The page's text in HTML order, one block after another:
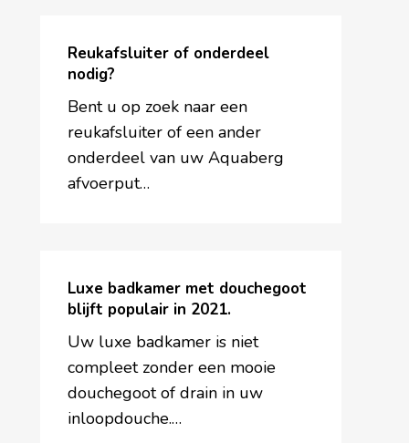
onderdeel
nodig?
Reukafsluiter of onderdeel
nodig?
Bent u op zoek naar een
reukafsluiter of een ander
onderdeel van uw Aquaberg
afvoerput…
badkamer
met
douchegoot
populair
2021.
Luxe badkamer met douchegoot
blijft populair in 2021.
Uw luxe badkamer is niet
compleet zonder een mooie
douchegoot of drain in uw
inloopdouche.…